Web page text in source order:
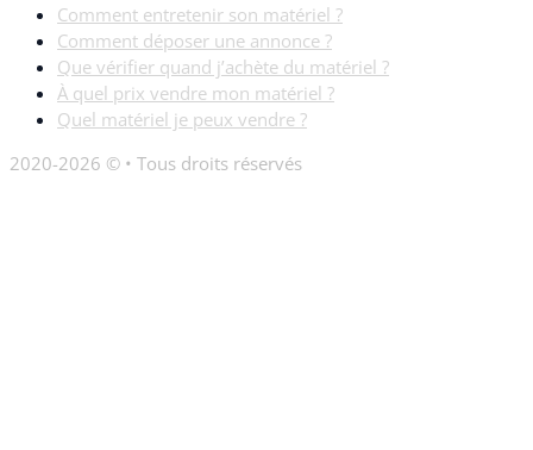
Comment entretenir son matériel ?
Comment déposer une annonce ?
Que vérifier quand j’achète du matériel ?
À quel prix vendre mon matériel ?
Quel matériel je peux vendre ?
2020-2026 © • Tous droits réservés